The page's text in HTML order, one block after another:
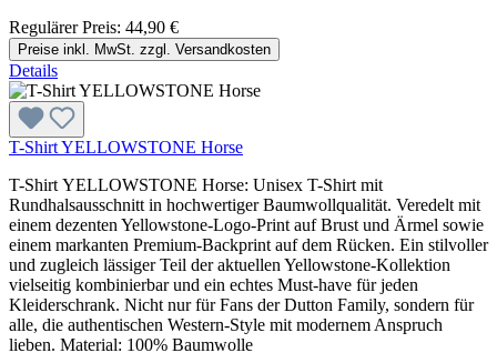
Regulärer Preis: 44,90 €
Preise inkl. MwSt. zzgl. Versandkosten
Details
T-Shirt YELLOWSTONE Horse
T-Shirt YELLOWSTONE Horse: Unisex T-Shirt mit
Rundhalsausschnitt in hochwertiger Baumwollqualität. Veredelt mit
einem dezenten Yellowstone-Logo-Print auf Brust und Ärmel sowie
einem markanten Premium-Backprint auf dem Rücken. Ein stilvoller
und zugleich lässiger Teil der aktuellen Yellowstone-Kollektion
vielseitig kombinierbar und ein echtes Must-have für jeden
Kleiderschrank. Nicht nur für Fans der Dutton Family, sondern für
alle, die authentischen Western-Style mit modernem Anspruch
lieben. Material: 100% Baumwolle